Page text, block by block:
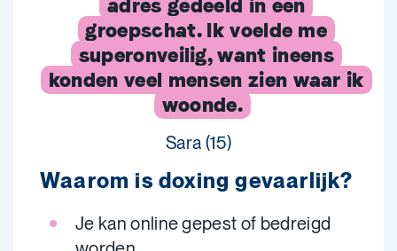
adres gedeeld in een
groepschat. Ik voelde me
superonveilig, want ineens
konden veel mensen zien waar ik
woonde.
Sara (15)
Waarom is doxing gevaarlijk?
Je kan online gepest of bedreigd